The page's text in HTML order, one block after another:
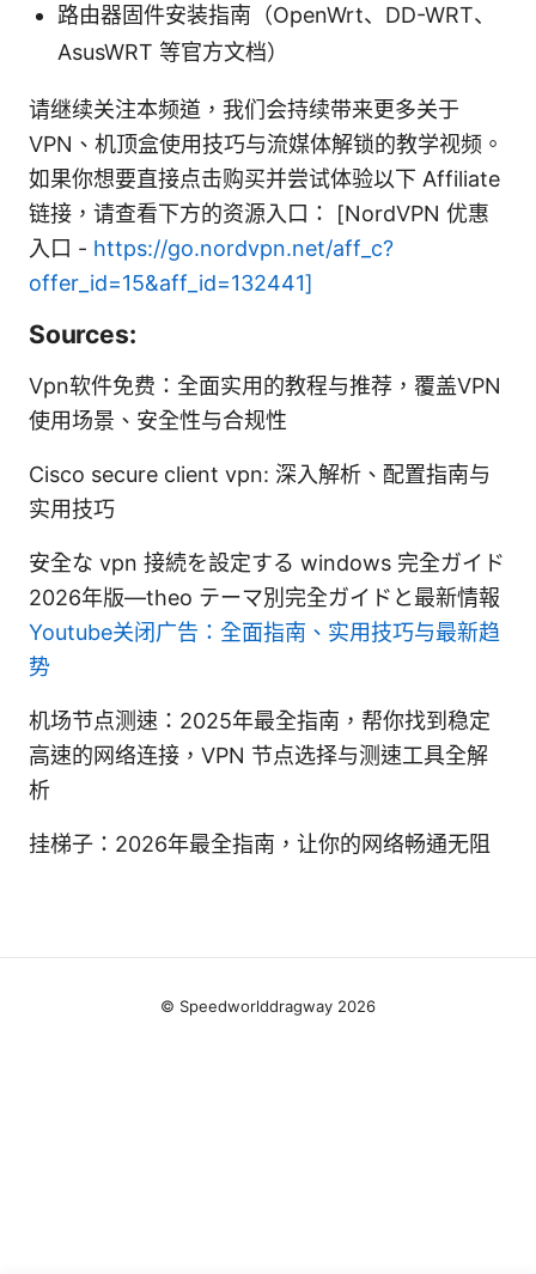
路由器固件安装指南（OpenWrt、DD-WRT、
AsusWRT 等官方文档）
请继续关注本频道，我们会持续带来更多关于
VPN、机顶盒使用技巧与流媒体解锁的教学视频。
如果你想要直接点击购买并尝试体验以下 Affiliate
链接，请查看下方的资源入口： [NordVPN 优惠
入口 - https://go.nordvpn.net/aff_c?
offer_id=15&aff_id=132441]
Sources:
Vpn软件免费：全面实用的教程与推荐，覆盖VPN
使用场景、安全性与合规性
Cisco secure client vpn: 深入解析、配置指南与
实用技巧
安全な vpn 接続を設定する windows 完全ガイド
2026年版—theo テーマ別完全ガイドと最新情報
Youtube关闭广告：全面指南、实用技巧与最新趋
势
机场节点测速：2025年最全指南，帮你找到稳定
高速的网络连接，VPN 节点选择与测速工具全解
析
挂梯子：2026年最全指南，让你的网络畅通无阻
© Speedworlddragway 2026